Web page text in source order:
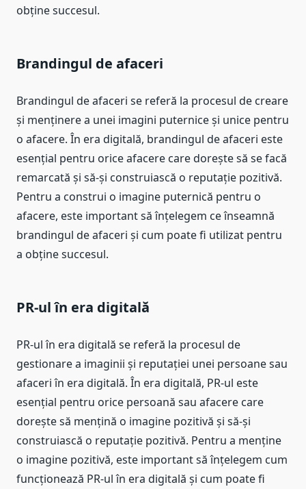
obține succesul.
Brandingul de afaceri
Brandingul de afaceri se referă la procesul de creare
și menținere a unei imagini puternice și unice pentru
o afacere. În era digitală, brandingul de afaceri este
esențial pentru orice afacere care dorește să se facă
remarcată și să-și construiască o reputație pozitivă.
Pentru a construi o imagine puternică pentru o
afacere, este important să înțelegem ce înseamnă
brandingul de afaceri și cum poate fi utilizat pentru
a obține succesul.
PR-ul în era digitală
PR-ul în era digitală se referă la procesul de
gestionare a imaginii și reputației unei persoane sau
afaceri în era digitală. În era digitală, PR-ul este
esențial pentru orice persoană sau afacere care
dorește să mențină o imagine pozitivă și să-și
construiască o reputație pozitivă. Pentru a menține
o imagine pozitivă, este important să înțelegem cum
funcționează PR-ul în era digitală și cum poate fi